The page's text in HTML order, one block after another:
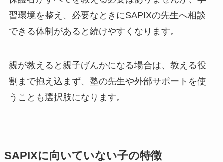
習環境を整え、必要なときにSAPIXの先生へ相談
できる体制があると続けやすくなります。
親が教えると親子げんかになる場合は、教える役
割まで抱え込まず、塾の先生や外部サポートを使
うことも選択肢になります。
SAPIXに向いていない子の特徴